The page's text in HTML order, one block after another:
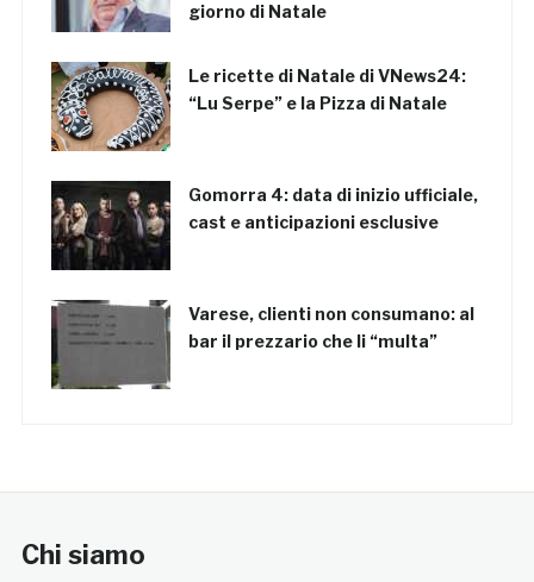
giorno di Natale
Le ricette di Natale di VNews24:
“Lu Serpe” e la Pizza di Natale
Gomorra 4: data di inizio ufficiale,
cast e anticipazioni esclusive
Varese, clienti non consumano: al
bar il prezzario che li “multa”
Chi siamo